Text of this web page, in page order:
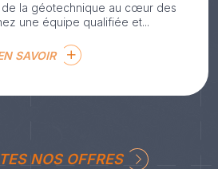
de la géotechnique au cœur des
une équipe qualifiée et...
SAVOIR
NOS OFFRES